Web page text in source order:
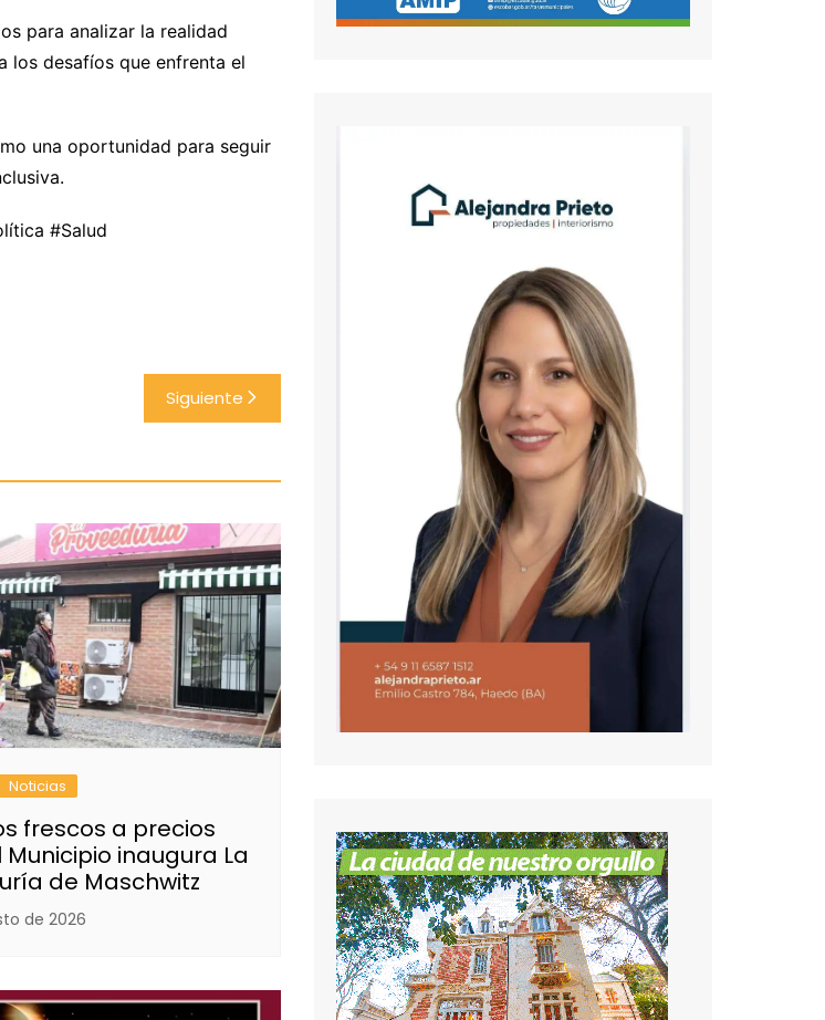
para analizar la realidad
los desafíos que enfrenta el
una oportunidad para seguir
#Salud
Siguiente
Noticias
frescos a precios
Municipio inaugura La
de Maschwitz
de 2026